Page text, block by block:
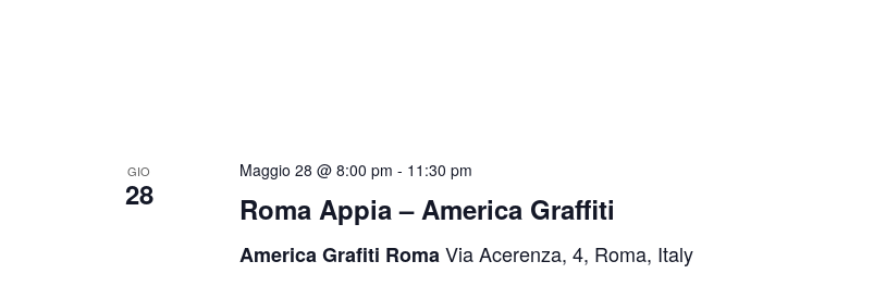
GIO
28 Roma Appia – America Graffiti
Maggio 28 @ 8:00 pm - 11:30 pm
America Grafiti RomaVia Acerenza, 4, Roma, Italy